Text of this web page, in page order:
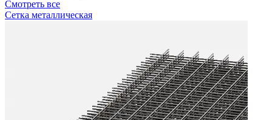
Смотреть все
Сетка металлическая